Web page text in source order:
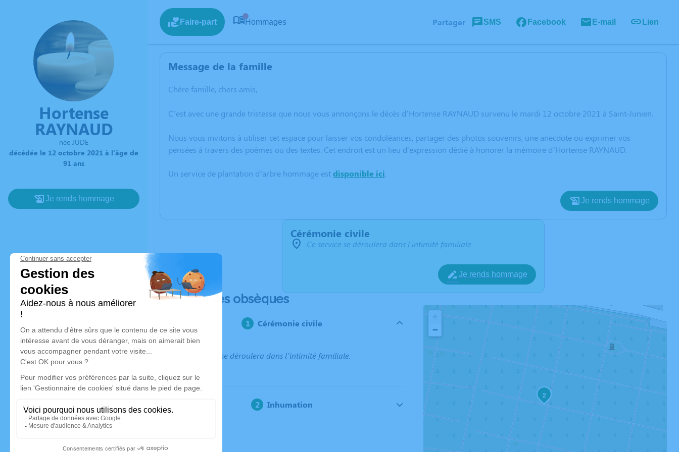
Hortense
RAYNAUD
née JUDE
décédée le 12 octobre 2021 à l'âge de
91 ans
Je rends hommage
Faire-part Hommages Partager SMS Facebook E-mail Lien
Message de la famille
Chère famille, chers amis,
C’est avec une grande tristesse que nous vous annonçons le décès d’Hortense RAYNAUD survenu le mardi 12 octobre 2021 à Saint-Junien.
Nous vous invitons à utiliser cet espace pour laisser vos condoléances, partager des photos souvenirs, une anecdote ou exprimer vos
pensées à travers des poèmes ou des textes. Cet endroit est un lieu d'expression dédié à honorer la mémoire d’Hortense RAYNAUD.
Un service de plantation d’arbre hommage estdisponible ici.
Je rends hommage
Cérémonie civile
Ce service se déroulera dans l'intimité familiale
Je rends hommage
Déroulé des obsèques
Cérémonie civile
Ce service se déroulera dans l’intimité familiale.
Inhumation
2
−